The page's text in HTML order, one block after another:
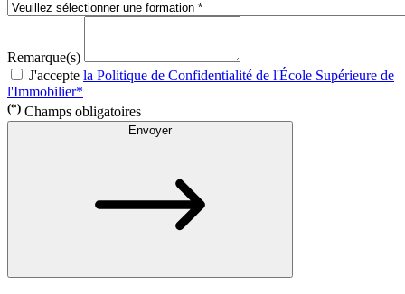
Remarque(s)
J'accepte la Politique de Confidentialité de l'École Supérieure de
l'Immobilier*
(*) Champs obligatoires
Envoyer